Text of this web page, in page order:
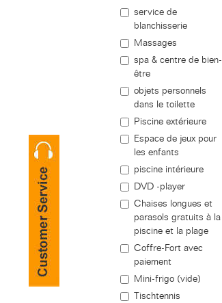
service de
blanchisserie
Massages
spa & centre de bien-
être
objets personnels
dans le toilette
Piscine extérieure
Espace de jeux pour
les enfants
piscine intérieure
DVD -player
Chaises longues et
parasols gratuits à la
piscine et la plage
Coffre-Fort avec
paiement
Mini-frigo (vide)
Tischtennis